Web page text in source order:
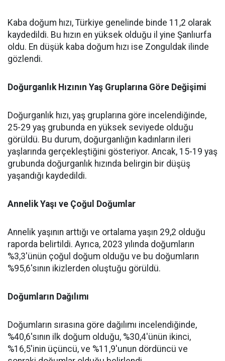
Kaba doğum hızı, Türkiye genelinde binde 11,2 olarak
kaydedildi. Bu hızın en yüksek olduğu il yine Şanlıurfa
oldu. En düşük kaba doğum hızı ise Zonguldak ilinde
gözlendi.
Doğurganlık Hızının Yaş Gruplarına Göre Değişimi
Doğurganlık hızı, yaş gruplarına göre incelendiğinde,
25-29 yaş grubunda en yüksek seviyede olduğu
görüldü. Bu durum, doğurganlığın kadınların ileri
yaşlarında gerçekleştiğini gösteriyor. Ancak, 15-19 yaş
grubunda doğurganlık hızında belirgin bir düşüş
yaşandığı kaydedildi.
Annelik Yaşı ve Çoğul Doğumlar
Annelik yaşının arttığı ve ortalama yaşın 29,2 olduğu
raporda belirtildi. Ayrıca, 2023 yılında doğumların
%3,3'ünün çoğul doğum olduğu ve bu doğumların
%95,6'sının ikizlerden oluştuğu görüldü.
Doğumların Dağılımı
Doğumların sırasına göre dağılımı incelendiğinde,
%40,6'sının ilk doğum olduğu, %30,4'ünün ikinci,
%16,5'inin üçüncü, ve %11,9'unun dördüncü ve